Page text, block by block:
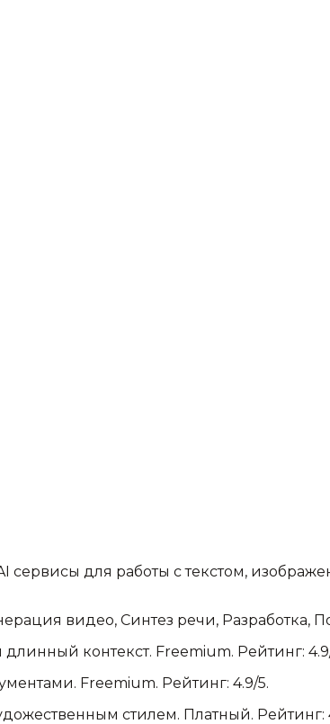
сервисы для работы с текстом,
видео, Синтез речи, Разработка,
длинный контекст. Freemium. Рейтинг:
. Freemium. Рейтинг: 4.9/5.
стилем. Платный. Рейтинг: